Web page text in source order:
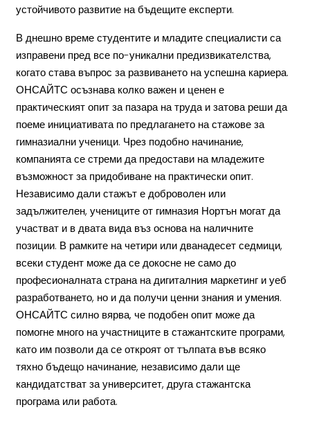
устойчивото развитие на бъдещите експерти.
В днешно време студентите и младите специалисти са
изправени пред все по-уникални предизвикателства,
когато става въпрос за развиването на успешна кариера.
ОНСАЙТС осъзнава колко важен и ценен е
практическият опит за пазара на труда и затова реши да
поеме инициативата по предлагането на стажове за
гимназиални ученици. Чрез подобно начинание,
компанията се стреми да предостави на младежите
възможност за придобиване на практически опит.
Независимо дали стажът е доброволен или
задължителен, учениците от гимназия Нортън могат да
участват и в двата вида въз основа на наличните
позиции. В рамките на четири или дванадесет седмици,
всеки студент може да се докосне не само до
професионалната страна на дигиталния маркетинг и уеб
разработването, но и да получи ценни знания и умения.
ОНСАЙТС силно вярва, че подобен опит може да
помогне много на участниците в стажантските програми,
като им позволи да се откроят от тълпата във всяко
тяхно бъдещо начинание, независимо дали ще
кандидатстват за университет, друга стажантска
програма или работа.